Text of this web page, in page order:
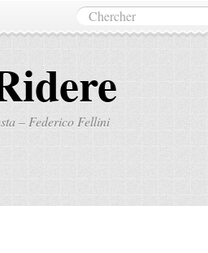
– Federico Fellini